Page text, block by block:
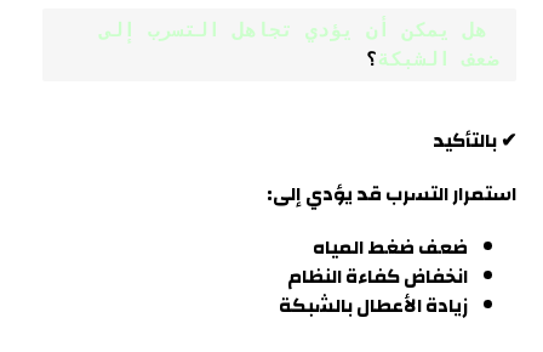
هل يمكن أن يؤدي تجاهل التسرب إلى
ضعف الشبكة؟
✔ بالتأكيد
استمرار التسرب قد يؤدي إلى:
ضعف ضغط المياه
انخفاض كفاءة النظام
زيادة الأعطال بالشبكة